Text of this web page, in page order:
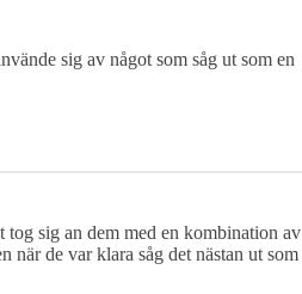
sig av något som såg ut som en
tog sig an dem med en kombination av
när de var klara såg det nästan ut som